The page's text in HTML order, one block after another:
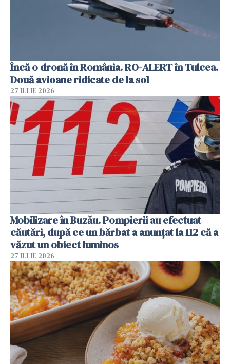
Încă o dronă în România. RO-ALERT în Tulcea.
Două avioane ridicate de la sol
27 IULIE 2026
Mobilizare în Buzău. Pompierii au efectuat
căutări, după ce un bărbat a anunțat la 112 că a
văzut un obiect luminos
27 IULIE 2026